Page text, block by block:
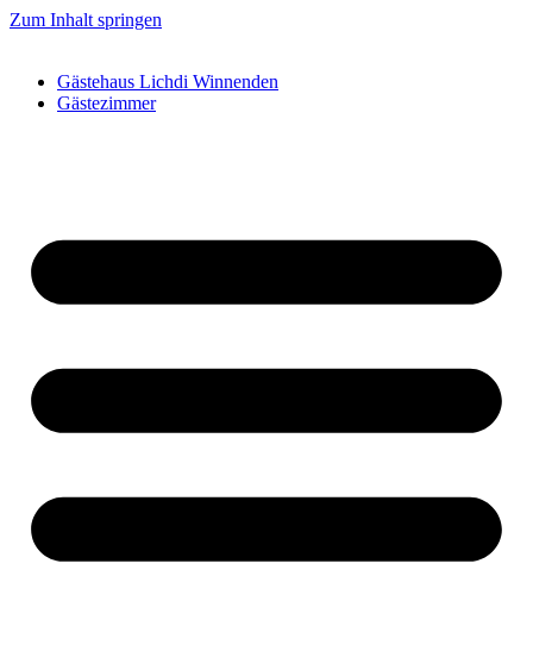
Zum Inhalt springen
Gästehaus Lichdi Winnenden
Gästezimmer